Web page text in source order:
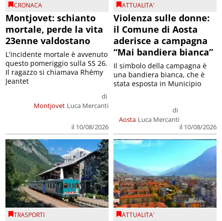
CRONACA
Montjovet: schianto
mortale, perde la vita
23enne valdostano
Montjovet
di
Luca Mercanti
il 10/08/2026
L'incidente mortale è avvenuto
questo pomeriggio sulla SS 26.
Il ragazzo si chiamava Rhémy
Jeantet
ATTUALITA'
Violenza sulle donne:
il Comune di Aosta
aderisce a campagna
“Mai bandiera bianca”
Aosta
di
Luca Mercanti
il 10/08/2026
Il simbolo della campagna è
una bandiera bianca, che è
stata esposta in Municipio
TRASPORTI ATTUALITA'